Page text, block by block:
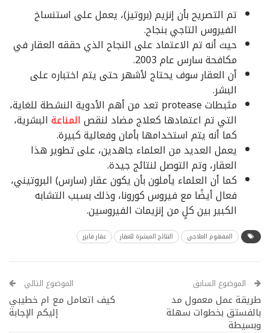
تم التصريح بأن إنزيم (بروتيز)، يعمل على استنساخ
الفيروس التاجي بنجاح.
حيث أنه تم الاعتماد على النجاح الذي حققه العقار في
مكافحة سارس عام 2003.
أن العقار سوف يحتاج لأشهر حتى يتم اختباره على
البشر.
مثبطات protease تعد من أهم الأدوية النشطة للغاية،
التي تم اعتمادها كعلاج مضاد لنقصالمناعةالبشرية،
كما أنه يتم استخدامها بأمان وفعالية كبيرة.
يعمل العديد من العلماء جاهدين، على تطوير هذا
العقار، وتم التوصل لنتائج جيدة.
كما أن العلماء يأملون بأن يكون عقار (سارس) البروتيني،
فعال أيضًا مع فيروس كورونا، وذلك بسبب التشابه
الكبير بين كلٍ من إنزيمات الفيروسين.
المفهوم العلاجي النتائج المبشرة للعقار عقار فايزر
الموضوع السابق
طريقة عمل معمول مد
بالفستق بخطوات سهلة
وبسيطة
الموضوع التالي
كيف اتعامل مع ام خطيبي
إليكم الإجابة